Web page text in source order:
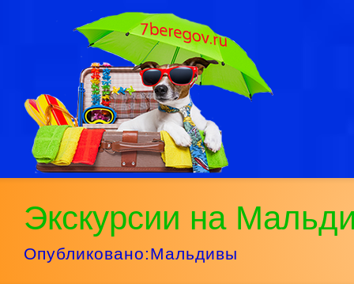
Экскурсии на
Опубликовано:Мальдивы